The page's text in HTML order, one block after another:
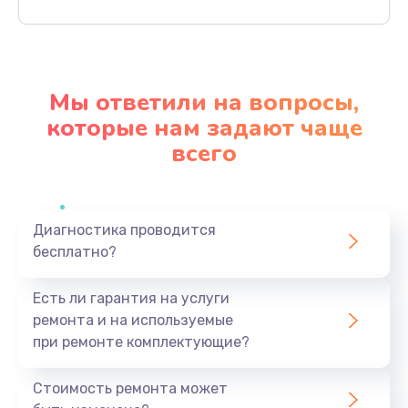
Заказать
Ремонт разъема питания
Заказать
940 руб.
Мы ответили на вопросы,
которые нам задают чаще
всего
Диагностика проводится
бесплатно?
Есть ли гарантия на услуги
ремонта и на используемые
при ремонте комплектующие?
Стоимость ремонта может